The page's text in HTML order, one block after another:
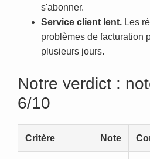
s'abonner.
Service client lent. Les
problèmes de facturation
plusieurs jours.
Notre verdict :
6/10
Critère Note